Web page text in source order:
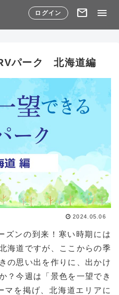
ログイン mail menu
パーク 北海道編
2024.05.06
ズンの到来！寒い時期には
海道ですが、ここからの季
の思い出を作りに、出かけ
？今週は「景色を一望でき
マを掲げ、北海道エリアに